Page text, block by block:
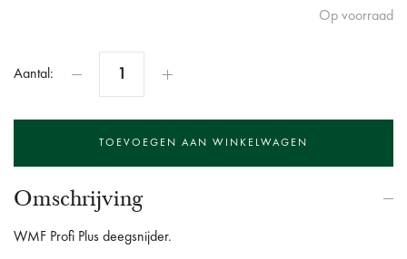
Op voorraad
Aantal:
Omschrijving
WMF Profi Plus deegsnijder.